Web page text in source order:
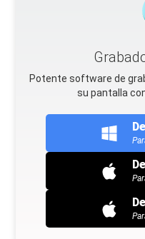
Potente software de
su pantalla